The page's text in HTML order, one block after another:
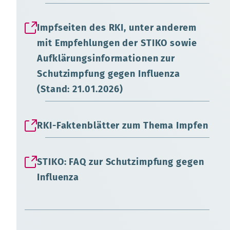
Impfseiten des RKI, unter anderem
mit Empfehlungen der STIKO sowie
Aufklärungsinformationen zur
Schutzimpfung gegen Influenza
(Stand: 21.01.2026)
RKI-Faktenblätter zum Thema Impfen
STIKO: FAQ zur Schutzimpfung gegen
Influenza